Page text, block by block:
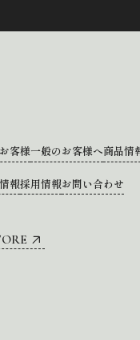
客様一般のお客様へ商品情
報採用情報お問い合わせ